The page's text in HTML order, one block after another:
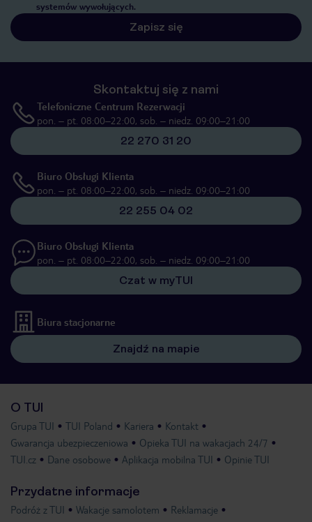
systemów wywołujących.
Zapisz się
Skontaktuj się z nami
Telefoniczne Centrum Rezerwacji
pon. – pt. 08:00–22:00, sob. – niedz. 09:00–21:00
22 270 31 20
Biuro Obsługi Klienta
pon. – pt. 08:00–22:00, sob. – niedz. 09:00–21:00
22 255 04 02
Biuro Obsługi Klienta
pon. – pt. 08:00–22:00, sob. – niedz. 09:00–21:00
Czat w myTUI
Biura stacjonarne
Znajdź na mapie
O TUI
Grupa TUI TUI Poland Kariera
Kontakt
Gwarancja ubezpieczeniowa
Opieka TUI na wakacjach 24/7
TUI.cz
Dane osobowe Aplikacja mobilna TUI Opinie TUI
Przydatne informacje
Podróż z TUI Wakacje samolotem
Reklamacje